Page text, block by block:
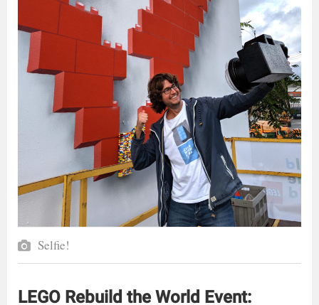
Selfie!
LEGO Rebuild the World Event: